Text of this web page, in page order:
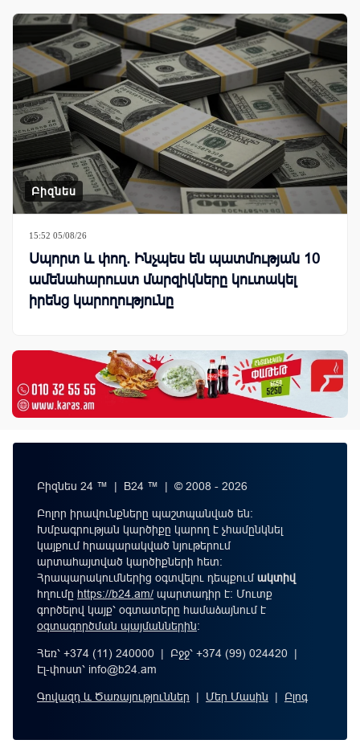
Բիզնես
15:52 05/08/26
Սպորտ և փող. Ինչպես են պատմության 10
ամենահարուստ մարզիկները կուտակել
իրենց կարողությունը
Բիզնես 24 ™ | B24 ™ | © 2008 - 2026
Բոլոր իրավունքները պաշտպանված են:
Խմբագրության կարծիքը կարող է չհամընկնել
կայքում հրապարակված նյութերում
արտահայտված կարծիքների հետ:
Հրապարակումներից օգտվելու դեպքումակտիվ
հղումը https://b24.am/ պարտադիր է: Մուտք
գործելով կայք՝ օգտատերը համաձայնում է
օգտագործման պայմաններին։
Հեռ՝ +374 (11) 240000 | Բջջ՝ +374 (99) 024420 |
Էլ-փոստ՝ info@b24.am
Գովազդ և Ծառայություններ | Մեր Մասին | Բլոգ